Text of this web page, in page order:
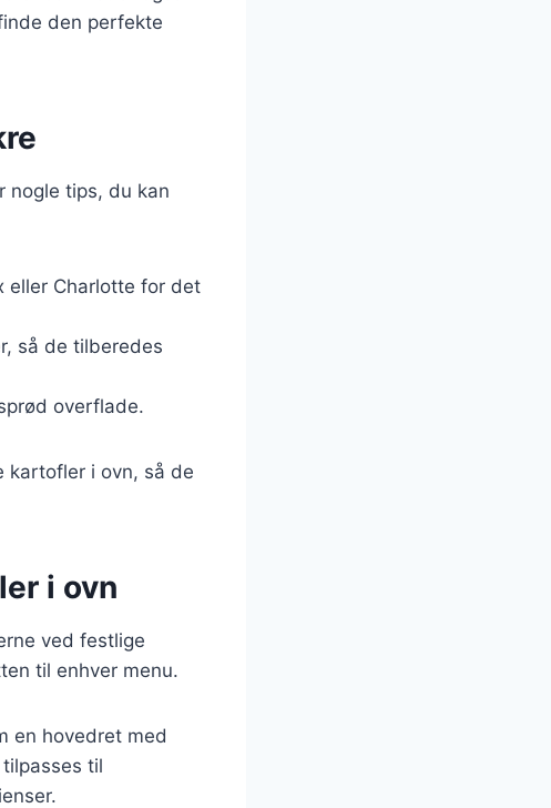
den perfekte
nogle tips, du kan
eller Charlotte for det
så de tilberedes
overflade.
kartofler i ovn, så de
i ovn
ved festlige
til enhver menu.
en hovedret med
til